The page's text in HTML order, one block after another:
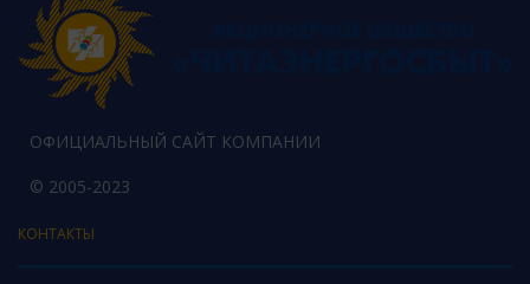
ОФИЦИАЛЬНЫЙ САЙТ КОМПАНИИ
© 2005-2023
КОНТАКТЫ